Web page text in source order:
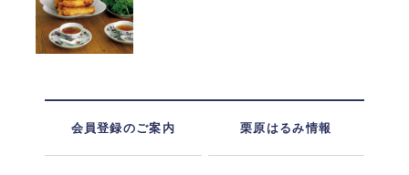
会員登録のご案内 栗原はるみ情報